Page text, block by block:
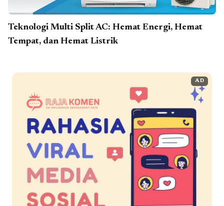
Teknologi Multi Split AC: Hemat Energi, Hemat
Tempat, dan Hemat Listrik
AD